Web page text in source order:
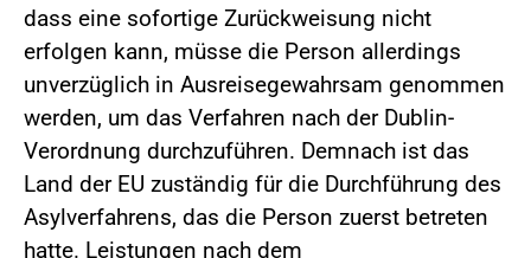
dass eine sofortige Zurückweisung nicht
erfolgen kann, müsse die Person allerdings
unverzüglich in Ausreisegewahrsam genommen
werden, um das Verfahren nach der Dublin-
Verordnung durchzuführen. Demnach ist das
Land der EU zuständig für die Durchführung des
Asylverfahrens, das die Person zuerst betreten
hatte. Leistungen nach dem